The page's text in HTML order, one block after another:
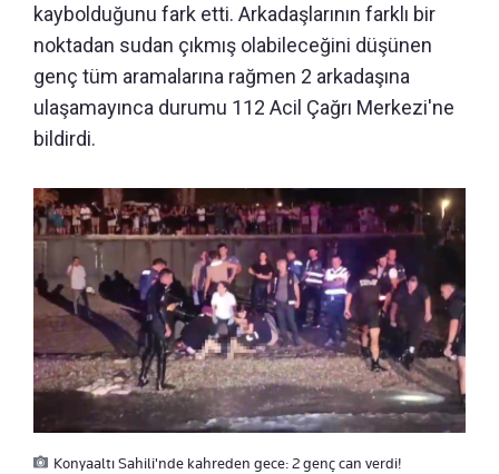
kaybolduğunu fark etti. Arkadaşlarının farklı bir
noktadan sudan çıkmış olabileceğini düşünen
genç tüm aramalarına rağmen 2 arkadaşına
ulaşamayınca durumu 112 Acil Çağrı Merkezi'ne
bildirdi.
Konyaaltı Sahili'nde kahreden gece: 2 genç can verdi!